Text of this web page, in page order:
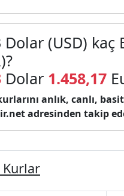
Dolar (USD) kaç
Dolar 1.458,17
anlık, canlı,
adresinden takip
Kurlar